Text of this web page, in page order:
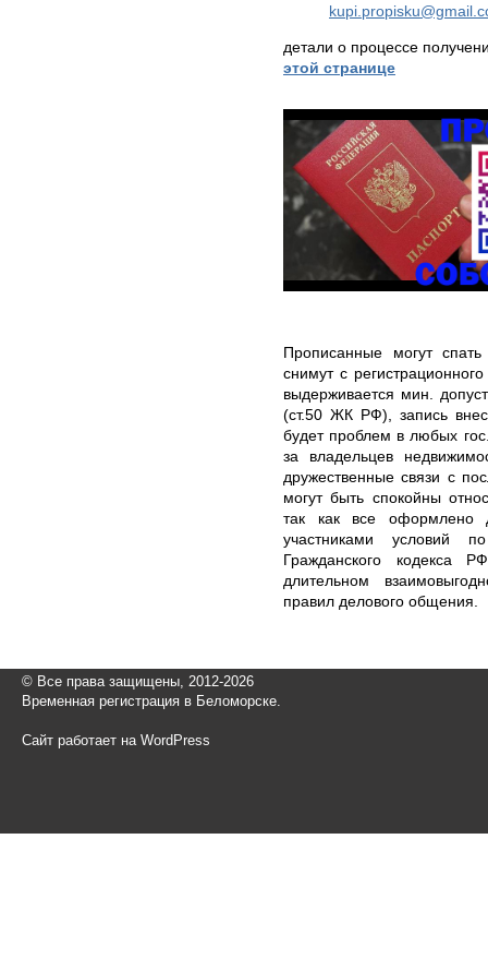
детали о процессе
этой странице
Прописанные могут
снимут с
выдерживается мин.
(ст.50 ЖК РФ), запись
будет проблем в любых
за владельцев
дружественные связи с
могут быть спокойны
так как все оформлено
участниками условий
Гражданского кодекса
длительном
правил делового общения.
© Все права защищены, 2012-2026
Временная регистрация в Беломорске.
Сайт работает на WordPress